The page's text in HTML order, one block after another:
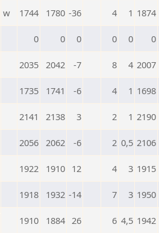
w 1744 1780 -36 4 1 1874
0 0 0 0 0 0
2035 2042 -7 8 4 2007
1735 1741 -6 4 1 1698
2141 2138 3 2 1 2190
2056 2062 -6 2 0,5 2106
1922 1910 12 4 3 1915
1918 1932 -14 7 3 1950
1910 1884 26 6 4,5 1942